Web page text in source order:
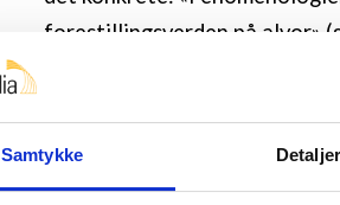
Samtykke Detaljer
forestillingsverden på alvor»
fenomenologien. Det er en